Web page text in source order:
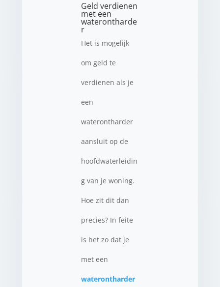
Geld verdienen
met een
waterontharde
r
Het is mogelijk
om geld te
verdienen als je
een
waterontharder
aansluit op de
hoofdwaterleidin
g van je woning.
Hoe zit dit dan
precies? In feite
is het zo dat je
met een
waterontharder